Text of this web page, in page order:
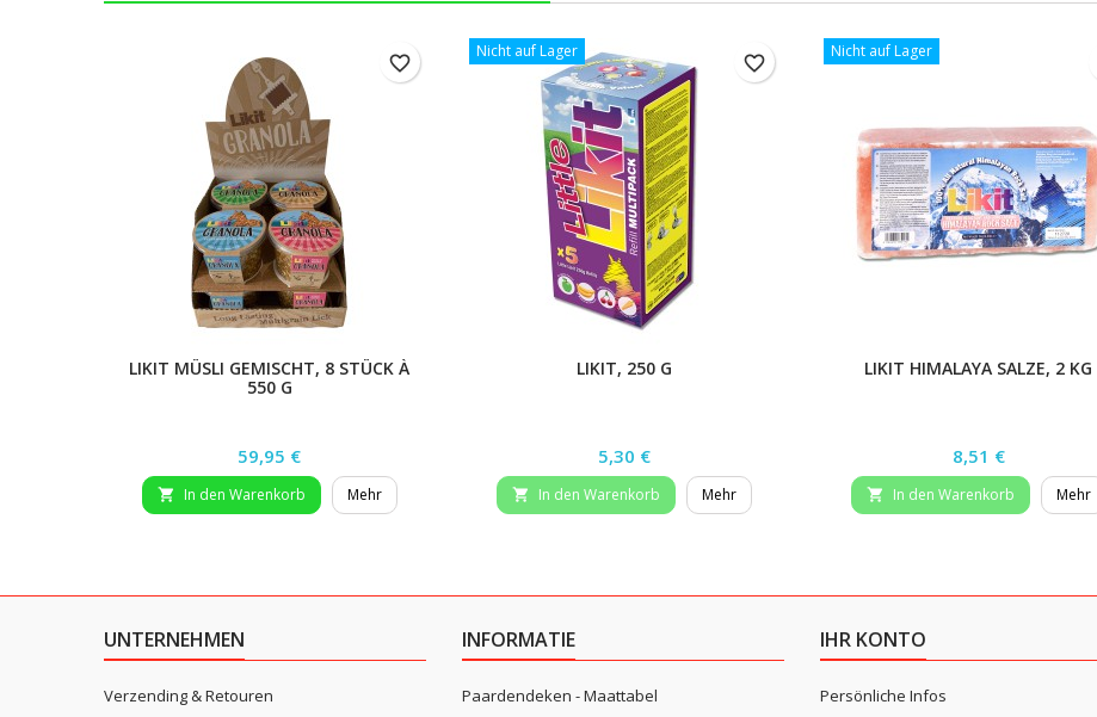
LIKIT MÜSLI GEMISCHT, 8 STÜCK À
550 G
Preis
59,95 €
 In den Warenkorb Mehr
favorite_border
Nicht auf Lager
LIKIT, 250 G
Preis
5,30 €
 In den Warenkorb Mehr
favorite_border
Nicht auf Lager
LIKIT HIMALAYA SALZE, 2 KG
Preis
8,51 €
 In den Warenkorb Mehr
UNTERNEHMEN
Verzending & Retouren
INFORMATIE
Paardendeken - Maattabel
IHR KONTO
Persönliche Infos